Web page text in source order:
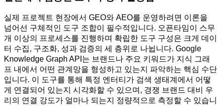
실제 프로젝트 현장에서 GEO와 AEO를 운영하려면 이론을
넘어선 구체적인 도구 조합이 필수적입니다. 오픈타임이 스무
개 이상의 프로세스를 진행하며 확립한 도구 구성은 크게 데이
터 수집, 구조화, 성과 검증의 세 층위로 나뉩니다. Google
Knowledge Graph API는 브랜드나 주요 키워드가 지식 그래
프 내에서 어떤 관계망을 형성하고 있는지 파악하는 핵심 수단
입니다. 이 도구를 통해 특정 엔터티가 검색 생태계에서 어떻
게 연결되어 있는지 시각화할 수 있으며, 경쟁 브랜드 대비 우
리의 연결 강도가 얼마나 되는지 정량적으로 측정할 수 있습니